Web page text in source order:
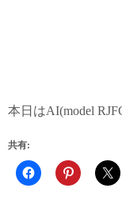
本日はAI(model
共有: